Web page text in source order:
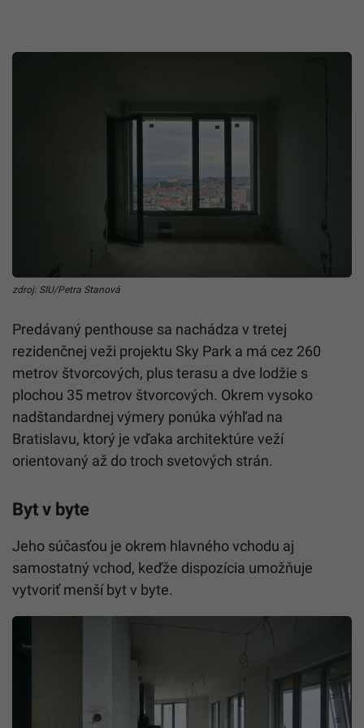
zdroj: SIU/Petra Stanová
Predávaný penthouse sa nachádza v tretej
rezidenčnej veži projektu Sky Park a má cez 260
metrov štvorcových, plus terasu a dve lodžie s
plochou 35 metrov štvorcových. Okrem vysoko
nadštandardnej výmery ponúka výhľad na
Bratislavu, ktorý je vďaka architektúre veží
orientovaný až do troch svetových strán.
Byt v byte
Jeho súčasťou je okrem hlavného vchodu aj
samostatný vchod, keďže dispozícia umožňuje
vytvoriť menší byt v byte.